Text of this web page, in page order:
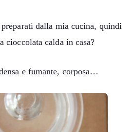
dalla mia cucina, quindi
cioccolata calda in casa?
e fumante, corposa…